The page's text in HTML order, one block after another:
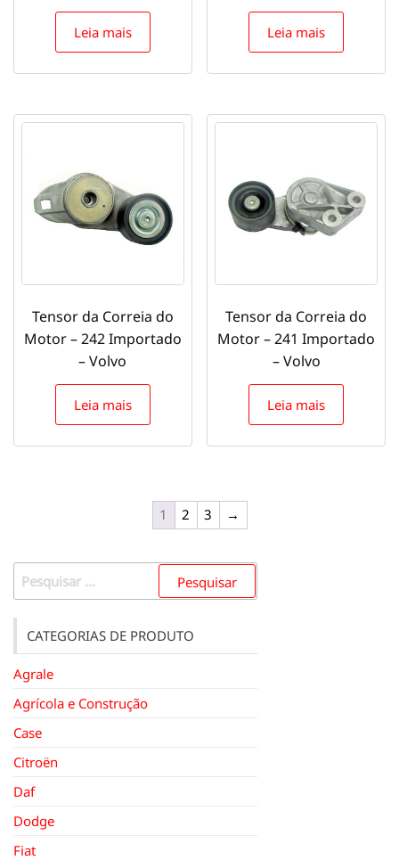
Leia mais Leia mais
Tensor da Correia do
Motor – 242 Importado
– Volvo
Leia mais
Tensor da Correia do
Motor – 241 Importado
– Volvo
Leia mais
1 2 3 →
Pesquisar
CATEGORIAS DE PRODUTO
Agrale
Agrícola e Construção
Case
Citroën
Daf
Dodge
Fiat